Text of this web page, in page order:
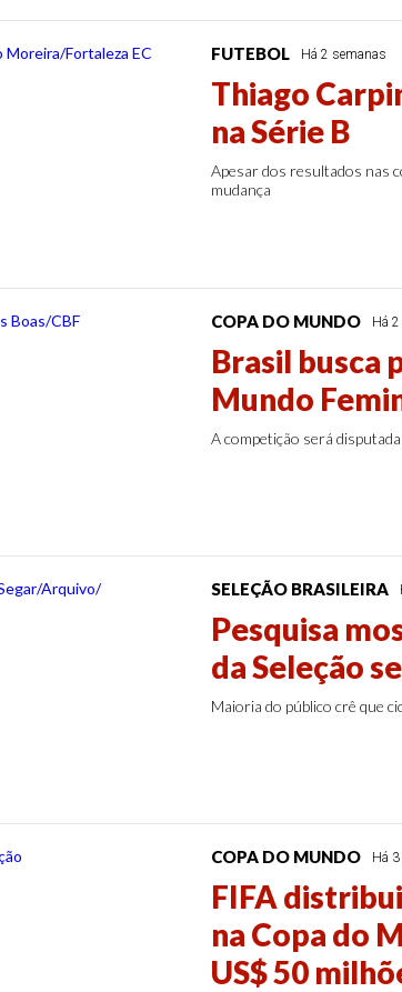
FUTEBOL Há 2 semanas
Thiago
na Série B
Apesar dos resultados nas
mudança
COPA DO MUNDO Há
Brasil busca
Mundo
A competição será
SELEÇÃO BRASILEIRA
Pesquisa
da Seleção
Maioria do público crê que
COPA DO MUNDO Há
FIFA
na Copa do
US$ 50